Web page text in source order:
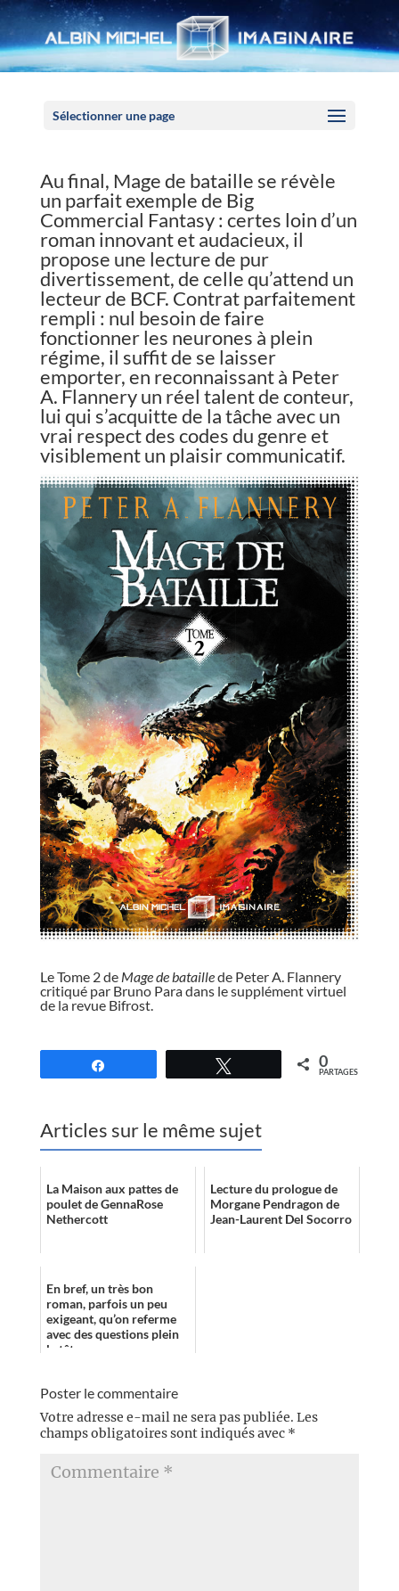
Sélectionner une page
Au final, Mage de bataille se révèle
un parfait exemple de Big
Commercial Fantasy : certes loin d’un
roman innovant et audacieux, il
propose une lecture de pur
divertissement, de celle qu’attend un
lecteur de BCF. Contrat parfaitement
rempli : nul besoin de faire
fonctionner les neurones à plein
régime, il suffit de se laisser
emporter, en reconnaissant à Peter
A. Flannery un réel talent de conteur,
lui qui s’acquitte de la tâche avec un
vrai respect des codes du genre et
visiblement un plaisir communicatif.
Le Tome 2 de Mage de bataillede Peter A. Flannery
critiqué par Bruno Para dans le supplément virtuel
de la revue Bifrost.
0
PARTAGES
Articles sur le même sujet
La Maison aux pattes de
poulet de GennaRose
Nethercott
Lecture du prologue de
Morgane Pendragon de
Jean-Laurent Del Socorro
En bref, un très bon
roman, parfois un peu
exigeant, qu’on referme
avec des questions plein
la tête.
Poster le commentaire
Votre adresse e-mail ne sera pas publiée. Les
champs obligatoires sont indiqués avec *
Panneau de gestion des cookies